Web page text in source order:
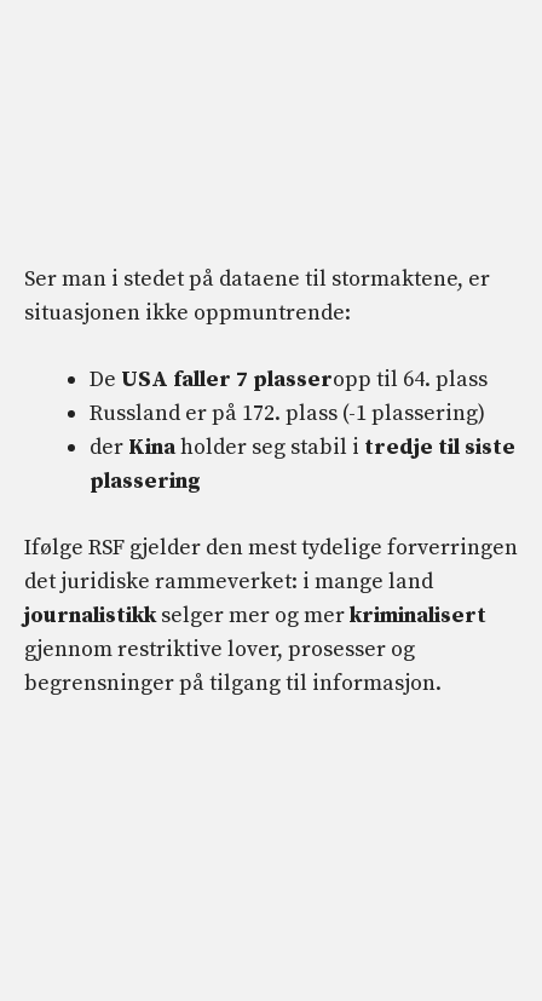
Ser man i stedet på dataene til stormaktene, er
situasjonen ikke oppmuntrende:
De USA faller 7 plasseropp til 64. plass
Russland er på 172. plass (-1 plassering)
der Kinaholder seg stabil i tredje til siste
plassering
Ifølge RSF gjelder den mest tydelige forverringen
det juridiske rammeverket: i mange land
journalistikkselger mer og merkriminalisert
gjennom restriktive lover, prosesser og
begrensninger på tilgang til informasjon.